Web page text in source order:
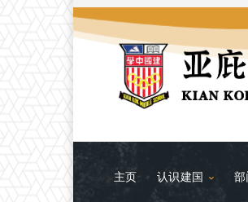
主页 认识建国 部